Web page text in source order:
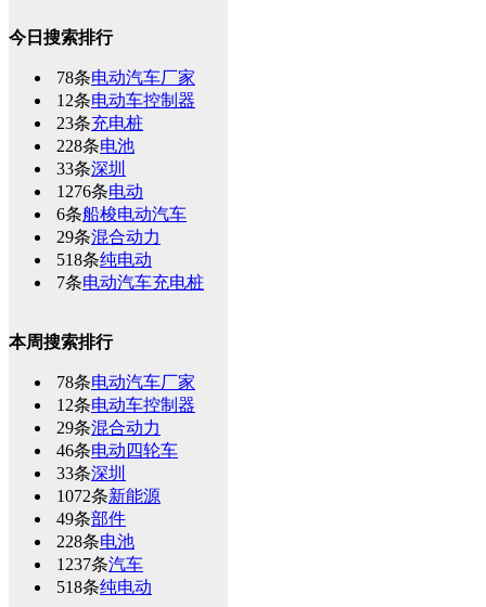
今日搜索排行
78条电动汽车厂家
12条电动车控制器
23条充电桩
228条电池
33条深圳
1276条电动
6条船梭电动汽车
29条混合动力
518条纯电动
7条电动汽车充电桩
本周搜索排行
78条电动汽车厂家
12条电动车控制器
29条混合动力
46条电动四轮车
33条深圳
1072条新能源
49条部件
228条电池
1237条汽车
518条纯电动